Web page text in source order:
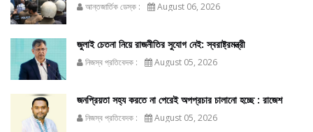
আন্তজার্তিক ডেস্ক : August 06, 2026
জুলাই চেতনা নিয়ে রাজনীতির সুযোগ নেই: স্বরাষ্ট্রমন্ত্রী
নিজস্ব প্রতিবেদক : August 05, 2026
জনপ্রিয়তা সহ্য করতে না পেরেই অপপ্রচার চালানো হচ্ছে : রাজেশ
নিজস্ব প্রতিবেদক : August 05, 2026